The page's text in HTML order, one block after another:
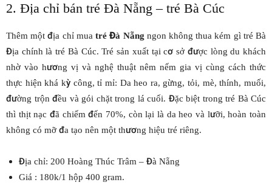
2. Địa chỉ bán tré Đà Nẵng – tré Bà Cúc
Thêm một địa chỉ muatré Đà Nẵng ngon không thua kém gì tré Bà
Địa chính là tré Bà Cúc. Tré sản xuất tại cơ sở được lòng du khách
nhờ vào hương vị và nghệ thuật nêm nếm gia vị cùng cách thức
thực hiện khá kỳ công, tỉ mỉ: Da heo ra, gừng, tỏi, mè, thính, muối,
đường trộn đều và gói chặt trong lá cuối. Đặc biệt trong tré Bà Cúc
thì thịt nạc đã chiếm đến 70%, còn lại là da heo và lưỡi, hoàn toàn
không có mỡ đa tạo nên một thương hiệu tré riêng.
Địa chỉ: 200 Hoàng Thúc Trâm – Đà Nẵng
Giá : 180k/1 hộp 400 gram.